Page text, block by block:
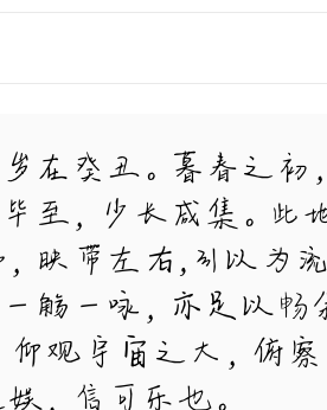
在癸丑。暮春之
至，少长咸集。此
映带左右,引以为
觞一咏，亦足以畅
仰观宇宙之大，俯
，信可乐也。